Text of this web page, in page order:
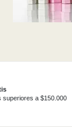
superiores a $150.000